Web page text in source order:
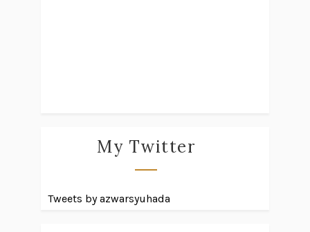
My Twitter
Tweets by azwarsyuhada